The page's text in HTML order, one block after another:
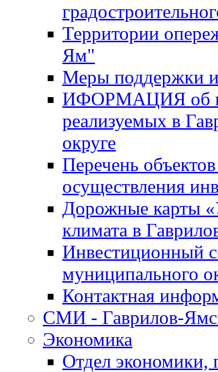
Территории
Ям"
Меры поддержки
ИФОРМАЦИЯ об
реализуемых в
округе
Перечень
осуществления
Дорожные карты
климата в
Инвестиционный
муниципального
Контактная
СМИ - Гаврилов-
Экономика
Отдел экономики,